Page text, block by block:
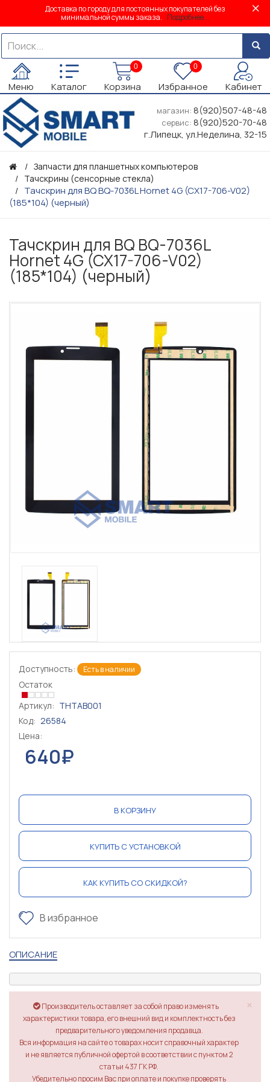
Доставка по городу для постоянных покупателей без
минимальной суммы заказа. Подробнее...
Меню Каталог
0
Корзина
0
Избранное Кабинет
магазин: 8(920)507-48-48
сервис: 8(920)520-70-48
г.Липецк, ул.Неделина, 32-15
Запчасти для планшетных компьютеров
Тачскрины (сенсорные стекла)
Тачскрин для BQ BQ-7036L Hornet 4G (CX17-706-V02)
(185*104) (черный)
Тачскрин для BQ BQ-7036L
Hornet 4G (CX17-706-V02)
(185*104) (черный)
Доступность: Есть в наличии
Остаток
Артикул: THTAB001
Код: 26584
Цена:
640₽
В КОРЗИНУ
КУПИТЬ С УСТАНОВКОЙ
КАК КУПИТЬ СО СКИДКОЙ?
В избранное
ОПИСАНИЕ
×
Производитель оставляет за собой право изменять
характеристики товара, его внешний вид и комплектность без
предварительного уведомления продавца.
Вся информация на сайте о товарах носит справочный характер
и не является публичной офертой в соответствии с пунктом 2
статьи 437 ГК РФ.
Убедительно просим Вас при оплате и покупке проверять